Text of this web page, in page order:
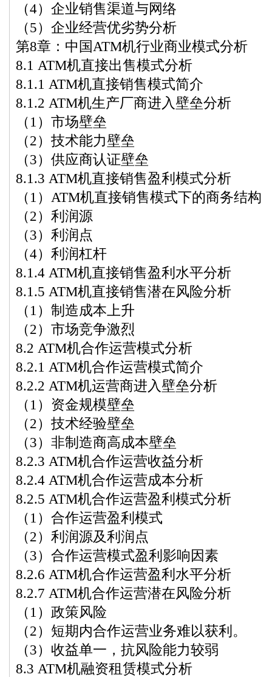
（4）企业销售渠道与网络
（5）企业经营优劣势分析
第8章：中国ATM机行业商业模式分析
8.1 ATM机直接出售模式分析
8.1.1 ATM机直接销售模式简介
8.1.2 ATM机生产厂商进入壁垒分析
（1）市场壁垒
（2）技术能力壁垒
（3）供应商认证壁垒
8.1.3 ATM机直接销售盈利模式分析
（1）ATM机直接销售模式下的商务结构
（2）利润源
（3）利润点
（4）利润杠杆
8.1.4 ATM机直接销售盈利水平分析
8.1.5 ATM机直接销售潜在风险分析
（1）制造成本上升
（2）市场竞争激烈
8.2 ATM机合作运营模式分析
8.2.1 ATM机合作运营模式简介
8.2.2 ATM机运营商进入壁垒分析
（1）资金规模壁垒
（2）技术经验壁垒
（3）非制造商高成本壁垒
8.2.3 ATM机合作运营收益分析
8.2.4 ATM机合作运营成本分析
8.2.5 ATM机合作运营盈利模式分析
（1）合作运营盈利模式
（2）利润源及利润点
（3）合作运营模式盈利影响因素
8.2.6 ATM机合作运营盈利水平分析
8.2.7 ATM机合作运营潜在风险分析
（1）政策风险
（2）短期内合作运营业务难以获利。
（3）收益单一，抗风险能力较弱
8.3 ATM机融资租赁模式分析